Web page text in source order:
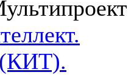
(КИТ).